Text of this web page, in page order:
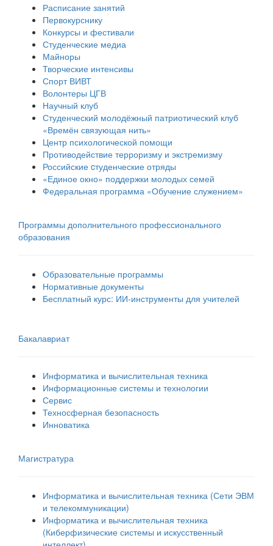
Расписание занятий
Первокурснику
Конкурсы и фестивали
Студенческие медиа
Майноры
Творческие интенсивы
Спорт ВИВТ
Волонтеры ЦГВ
Научный клуб
Студенческий молодёжный патриотический клуб
«Времён связующая нить»
Центр психологической помощи
Противодействие терроризму и экстремизму
Российские cтуденческие отряды
«Единое окно» поддержки молодых семей
Федеральная программа «Обучение служением»
Программы дополнительного профессионального
образования
Образовательные программы
Нормативные документы
Бесплатный курс: ИИ‑инструменты для учителей
Бакалавриат
Информатика и вычислительная техника
Информационные системы и технологии
Сервис
Техносферная безопасность
Инноватика
Магистратура
Информатика и вычислительная техника (Сети ЭВМ
и телекоммуникации)
Информатика и вычислительная техника
(Киберфизические системы и искусственный